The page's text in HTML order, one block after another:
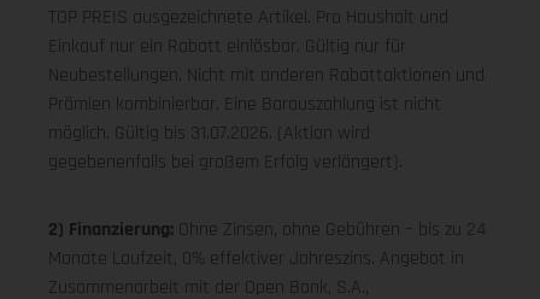
TOP PREIS ausgezeichnete Artikel. Pro Haushalt und
Einkauf nur ein Rabatt einlösbar. Gültig nur für
Neubestellungen. Nicht mit anderen Rabattaktionen und
Prämien kombinierbar. Eine Barauszahlung ist nicht
möglich. Gültig bis 31.07.2026. (Aktion wird
gegebenenfalls bei großem Erfolg verlängert).
2) Finanzierung: Ohne Zinsen, ohne Gebühren – bis zu 24
Monate Laufzeit, 0% effektiver Jahreszins. Angebot in
Zusammenarbeit mit der Open Bank, S.A.,